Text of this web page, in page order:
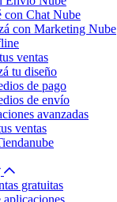
con Chat Nube
con Marketing Nube
ventas
tu diseño
de pago
de envío
avanzadas
ventas
gratuitas
aplicaciones